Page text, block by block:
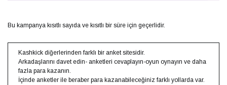
Bu kampanya kısıtlı sayıda ve kısıtlı bir süre için geçerlidir.
Kashkick diğerlerinden farklı bir anket sitesidir.
Arkadaşlarını davet edin- anketleri cevaplayın-oyun oynayın ve daha
fazla para kazanın.
İçinde anketler ile beraber para kazanabileceğiniz farklı yollarda var.